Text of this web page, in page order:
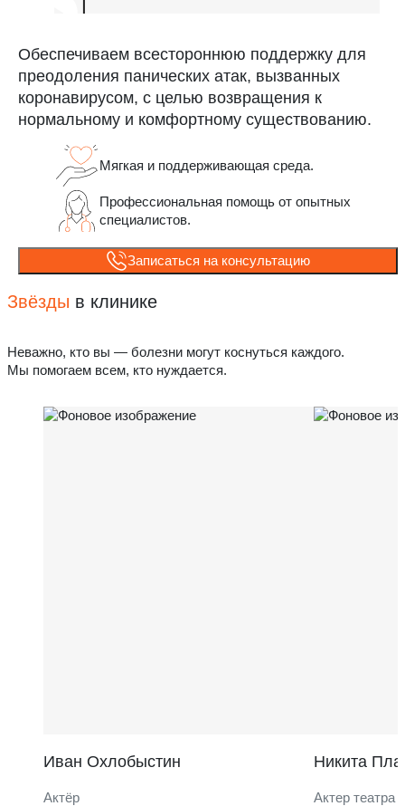
Обеспечиваем всестороннюю поддержку для
преодоления панических атак, вызванных
коронавирусом, с целью возвращения к
нормальному и комфортному существованию.
Мягкая и поддерживающая среда.
Профессиональная помощь от опытных
специалистов.
Записаться на консультацию
Звёзды в клинике
Неважно, кто вы — болезни могут коснуться каждого.
Мы помогаем всем, кто нуждается.
Иван Охлобыстин
Актёр
Никита
Актер театра